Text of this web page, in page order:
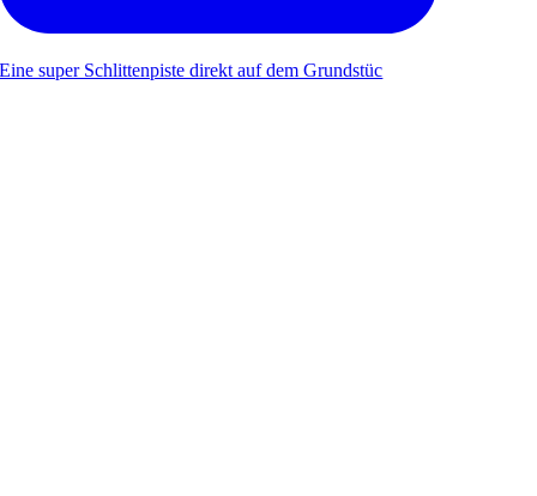
Eine super Schlittenpiste direkt auf dem Grundstüc